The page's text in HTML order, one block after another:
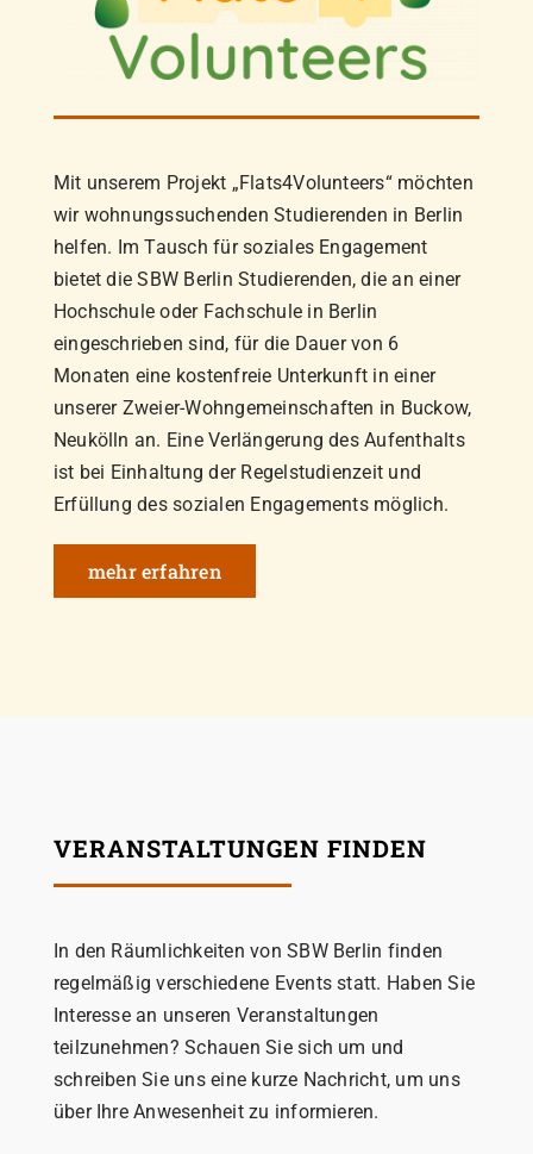
Mit unserem Projekt „Flats4Volunteers“ möchten
wir wohnungssuchenden Studierenden in Berlin
helfen. Im Tausch für soziales Engagement
bietet die SBW Berlin Studierenden, die an einer
Hochschule oder Fachschule in Berlin
eingeschrieben sind, für die Dauer von 6
Monaten eine kostenfreie Unterkunft in einer
unserer Zweier-Wohngemeinschaften in Buckow,
Neukölln an. Eine Verlängerung des Aufenthalts
ist bei Einhaltung der Regelstudienzeit und
Erfüllung des sozialen Engagements möglich.
mehr erfahren
VERANSTALTUNGEN FINDEN
In den Räumlichkeiten von SBW Berlin finden
regelmäßig verschiedene Events statt. Haben Sie
Interesse an unseren Veranstaltungen
teilzunehmen? Schauen Sie sich um und
schreiben Sie uns eine kurze Nachricht, um uns
über Ihre Anwesenheit zu informieren.